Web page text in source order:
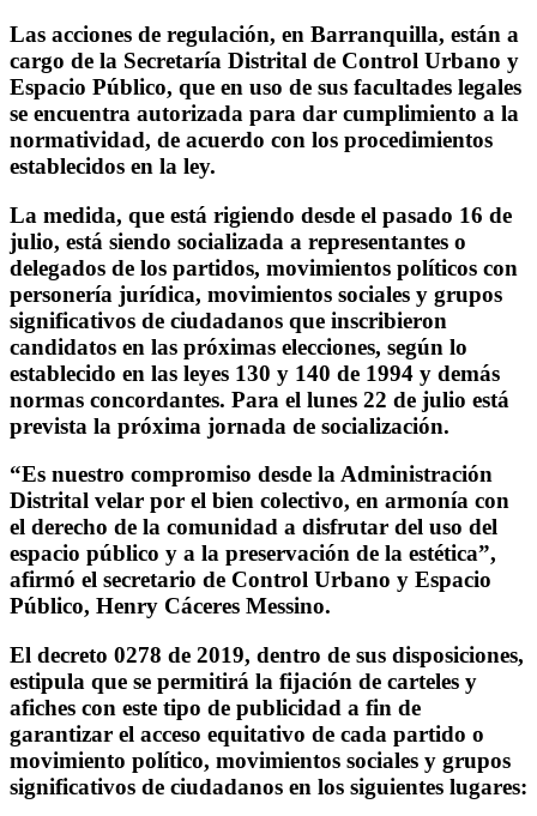
Las acciones de regulación, en Barranquilla, están a
cargo de la Secretaría Distrital de Control Urbano y
Espacio Público, que en uso de sus facultades legales
se encuentra autorizada para dar cumplimiento a la
normatividad, de acuerdo con los procedimientos
establecidos en la ley.
La medida, que está rigiendo desde el pasado 16 de
julio, está siendo socializada a representantes o
delegados de los partidos, movimientos políticos con
personería jurídica, movimientos sociales y grupos
significativos de ciudadanos que inscribieron
candidatos en las próximas elecciones, según lo
establecido en las leyes 130 y 140 de 1994 y demás
normas concordantes. Para el lunes 22 de julio está
prevista la próxima jornada de socialización.
“Es nuestro compromiso desde la Administración
Distrital velar por el bien colectivo, en armonía con
el derecho de la comunidad a disfrutar del uso del
espacio público y a la preservación de la estética”,
afirmó el secretario de Control Urbano y Espacio
Público, Henry Cáceres Messino.
El decreto 0278 de 2019, dentro de sus disposiciones,
estipula que se permitirá la fijación de carteles y
afiches con este tipo de publicidad a fin de
garantizar el acceso equitativo de cada partido o
movimiento político, movimientos sociales y grupos
significativos de ciudadanos en los siguientes lugares: